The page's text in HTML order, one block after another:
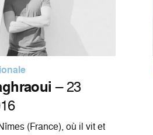
– 23
(France), où il vit et